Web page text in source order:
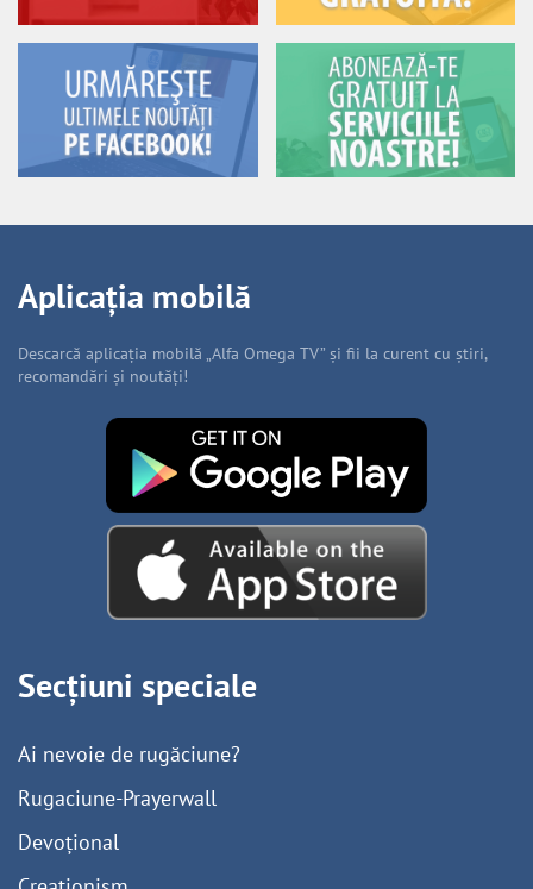
Aplicația mobilă
Descarcă aplicația mobilă „Alfa Omega TV” și fii la curent cu știri,
recomandări și noutăți!
Secțiuni speciale
Ai nevoie de rugăciune?
Rugaciune-Prayerwall
Devoțional